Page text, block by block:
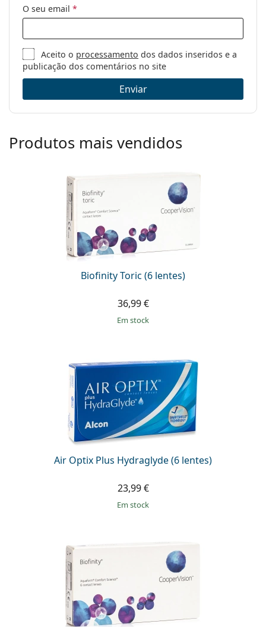
O seu email *
Aceito o processamento dos dados inseridos e a
publicação dos comentários no site
Enviar
Produtos mais vendidos
Biofinity Toric (6 lentes)
36,99 €
em stock
Air Optix Plus Hydraglyde (6 lentes)
23,99 €
em stock